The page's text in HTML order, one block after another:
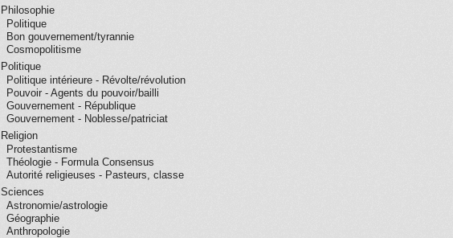
Philosophie
Politique
Bon gouvernement/tyrannie
Cosmopolitisme
Politique
Politique intérieure - Révolte/révolution
Pouvoir - Agents du pouvoir/bailli
Gouvernement - République
Gouvernement - Noblesse/patriciat
Religion
Protestantisme
Théologie - Formula Consensus
Autorité religieuses - Pasteurs, classe
Sciences
Astronomie/astrologie
Géographie
Anthropologie